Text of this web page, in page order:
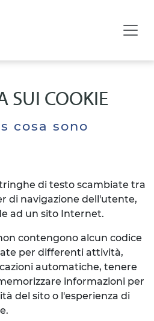
SUI COOKIE
cosa sono
di testo scambiate tra
di navigazione dell'utente,
ad un sito Internet.
contengono alcun codice
per differenti attività,
automatiche, tenere
informazioni per
del sito o l'esperienza di